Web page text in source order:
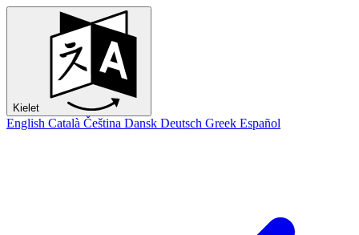
Kielet
English Català Čeština Dansk Deutsch Greek Español